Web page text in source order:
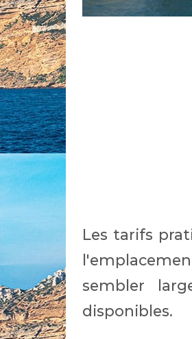
Les tarifs
sembler
disponibles.